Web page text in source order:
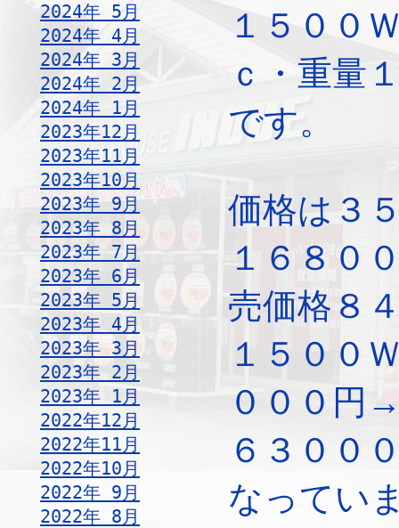
2024年 5月
2024年 4月
2024年 3月
2024年 2月
2024年 1月
2023年12月
2023年11月
2023年10月
2023年 9月
2023年 8月
2023年 7月
2023年 6月
2023年 5月
2023年 4月
2023年 3月
2023年 2月
2023年 1月
2022年12月
2022年11月
2022年10月
2022年 9月
2022年 8月
１５００
ｃ・重量
です。
価格は３
１６８０
売価格８
１５００
０００円
６３００
なってい